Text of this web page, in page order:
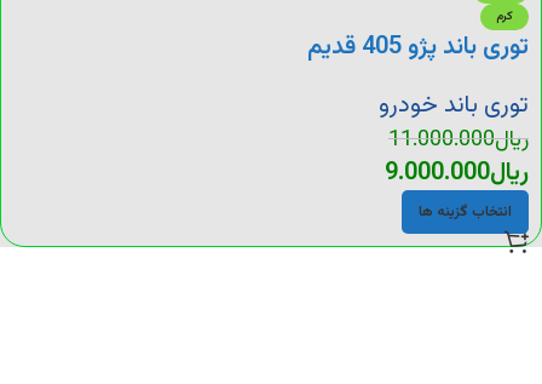
کرم
توری باند پژو 405 قدیم
توری باند خودرو
ریال11.000.000
ریال9.000.000
انتخاب گزینه ها